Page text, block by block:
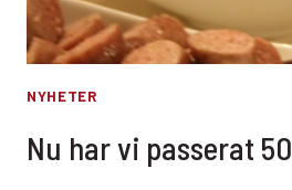
NYHETER
Nu har vi passerat